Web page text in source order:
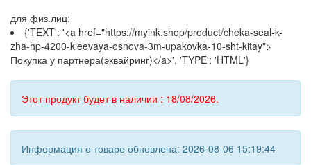
для физ.лиц:
{'TEXT': '<a href="https://myink.shop/product/cheka-seal-k-
zha-hp-4200-kleevaya-osnova-3m-upakovka-10-sht-kitay">
Покупка у партнера(эквайринг)</a>', 'TYPE': 'HTML'}
Этот продукт будет в наличии : 18/08/2026.
Информация о товаре обновлена: 2026-08-06 15:19:44